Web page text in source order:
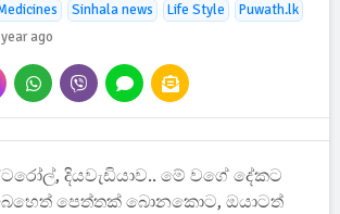
Sinhala news Life Style
Puwath.lk
ago
දියවැඩියාව.. මේ වගේ දේකට
බෙහෙත් පෙත්තක් බොනකොට, ඔයාටත්